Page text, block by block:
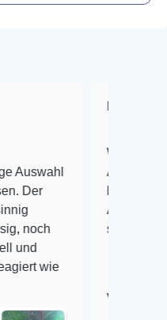
Warenanlieferung
Auswahl plus
befinden der Fische
Alles ist quick
super Zustand.